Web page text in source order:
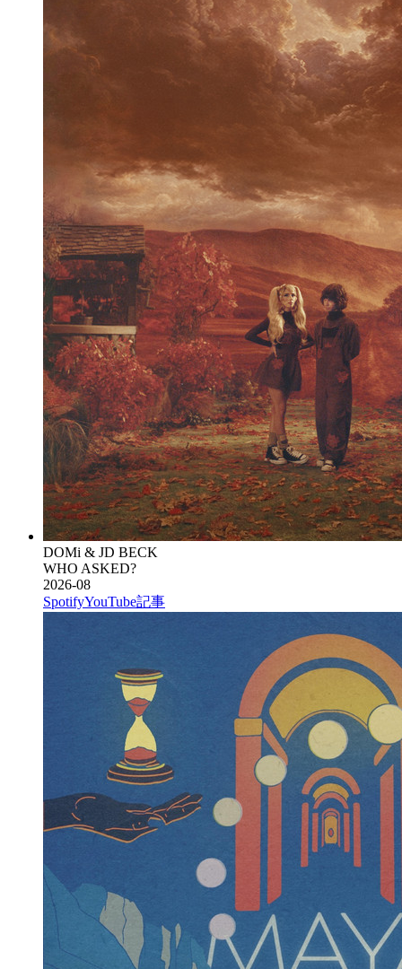
DOMi & JD BECK
WHO ASKED?
2026-08
SpotifyYouTube記事